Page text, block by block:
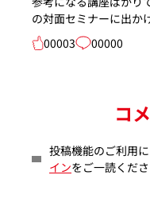
の対面セミナーに出か
00003
00000
コ
投稿機能のご利用
インをご一読くださ